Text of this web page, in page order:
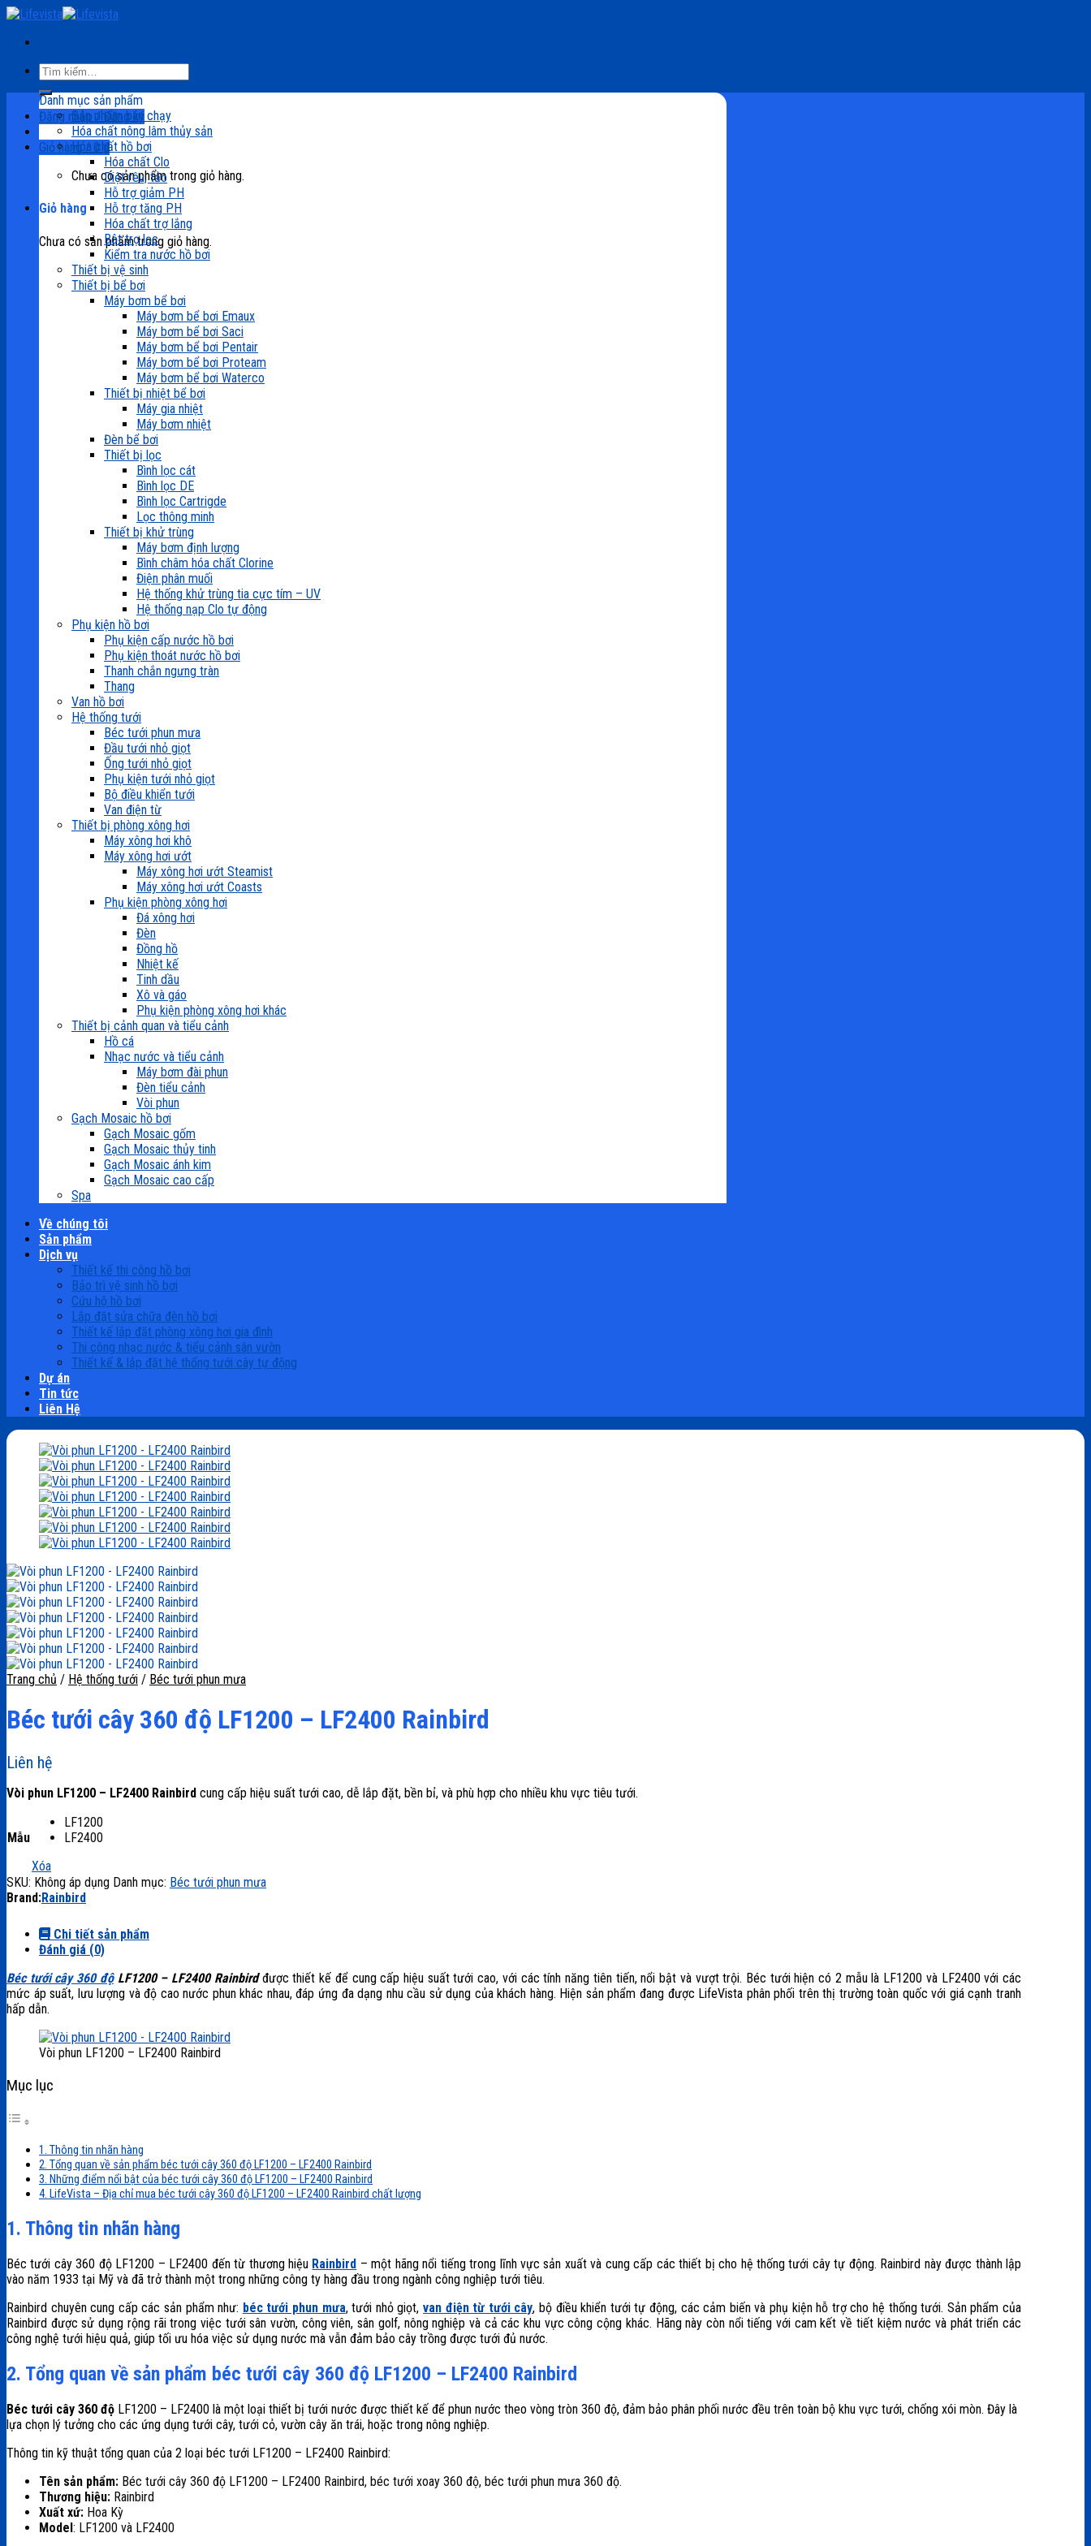
Skip
content
Tìm
kiếm:
Đăng nhập / Đăng ký
Giỏ hàng / 0₫
Chưa có sản phẩm trong giỏ hàng.
Giỏ hàng
Chưa có sản phẩm trong giỏ hàng.
Danh mục sản phẩm
Sản phẩm bán chạy
Hóa chất nông lâm thủy sản
Hóa chất hồ bơi
Hóa chất Clo
Diệt rêu, tảo
Hỗ trợ giảm PH
Hỗ trợ tăng PH
Hóa chất trợ lắng
Bột trợ lọc
Kiểm tra nước hồ bơi
Thiết bị vệ sinh
Thiết bị bể bơi
Máy bơm bể bơi
Máy bơm bể bơi Emaux
Máy bơm bể bơi Saci
Máy bơm bể bơi Pentair
Máy bơm bể bơi Proteam
Máy bơm bể bơi Waterco
Thiết bị nhiệt bể bơi
Máy gia nhiệt
Máy bơm nhiệt
Đèn bể bơi
Thiết bị lọc
Bình lọc cát
Bình lọc DE
Bình lọc Cartrigde
Lọc thông minh
Thiết bị khử trùng
Máy bơm định lượng
Bình châm hóa chất Clorine
Điện phân muối
Hệ thống khử trùng tia cực tím – UV
Hệ thống nạp Clo tự động
Phụ kiện hồ bơi
Phụ kiện cấp nước hồ bơi
Phụ kiện thoát nước hồ bơi
Thanh chắn ngưng tràn
Thang
Van hồ bơi
Hệ thống tưới
Béc tưới phun mưa
Đầu tưới nhỏ giọt
Ống tưới nhỏ giọt
Phụ kiện tưới nhỏ giọt
Bộ điều khiển tưới
Van điện từ
Thiết bị phòng xông hơi
Máy xông hơi khô
Máy xông hơi ướt
Máy xông hơi ướt Steamist
Máy xông hơi ướt Coasts
Phụ kiện phòng xông hơi
Đá xông hơi
Đèn
Đồng hồ
Nhiệt kế
Tinh dầu
Xô và gáo
Phụ kiện phòng xông hơi khác
Thiết bị cảnh quan và tiểu cảnh
Hồ cá
Nhạc nước và tiểu cảnh
Máy bơm đài phun
Đèn tiểu cảnh
Vòi phun
Gạch Mosaic hồ bơi
Gạch Mosaic gốm
Gạch Mosaic thủy tinh
Gạch Mosaic ánh kim
Gạch Mosaic cao cấp
Spa
Về chúng tôi
Sản phẩm
Dịch vụ
Thiết kế thi công hồ bơi
Bảo trì vệ sinh hồ bơi
Cứu hộ hồ bơi
Lắp đặt sửa chữa đèn hồ bơi
Thiết kế lắp đặt phòng xông hơi gia đình
Thi công nhạc nước & tiểu cảnh sân vườn
Thiết kế & lắp đặt hệ thống tưới cây tự động
Dự án
Tin tức
Liên Hệ
Trang chủ / Hệ thống tưới / Béc tưới phun mưa
Béc tưới cây 360 độ LF1200 – LF2400 Rainbird
Liên hệ
Vòi phun LF1200 – LF2400 Rainbird cung cấp hiệu suất tưới cao, dễ lắp đặt, bền bỉ, và phù hợp cho nhiều khu vực tiêu tưới.
Mẫu
LF1200
LF2400
Xóa
SKU: Không áp dụng Danh mục: Béc tưới phun mưa
Brand:Rainbird
Chi tiết sản phẩm
Đánh giá (0)
Béc tưới cây 360 độ LF1200 – LF2400 Rainbirdđược thiết kế để cung cấp hiệu suất tưới cao, với các tính năng tiên tiến, nổi bật và vượt trội. Béc tưới hiện có 2 mẫu là LF1200 và LF2400 với các
mức áp suất, lưu lượng và độ cao nước phun khác nhau, đáp ứng đa dạng nhu cầu sử dụng của khách hàng. Hiện sản phẩm đang được LifeVista phân phối trên thị trường toàn quốc với giá cạnh tranh
hấp dẫn.
Vòi phun LF1200 – LF2400 Rainbird
Mục lục
1. Thông tin nhãn hàng
2. Tổng quan về sản phẩm béc tưới cây 360 độ LF1200 – LF2400 Rainbird
3. Những điểm nổi bật của béc tưới cây 360 độ LF1200 – LF2400 Rainbird
4. LifeVista – Địa chỉ mua béc tưới cây 360 độ LF1200 – LF2400 Rainbird chất lượng
1. Thông tin nhãn hàng
Béc tưới cây 360 độ LF1200 – LF2400 đến từ thương hiệu Rainbird – một hãng nổi tiếng trong lĩnh vực sản xuất và cung cấp các thiết bị cho hệ thống tưới cây tự động. Rainbird này được thành lập
vào năm 1933 tại Mỹ và đã trở thành một trong những công ty hàng đầu trong ngành công nghiệp tưới tiêu.
Rainbird chuyên cung cấp các sản phẩm như: béc tưới phun mưa, tưới nhỏ giọt,van điện từ tưới cây, bộ điều khiển tưới tự động, các cảm biến và phụ kiện hỗ trợ cho hệ thống tưới. Sản phẩm của
Rainbird được sử dụng rộng rãi trong việc tưới sân vườn, công viên, sân golf, nông nghiệp và cả các khu vực công cộng khác. Hãng này còn nổi tiếng với cam kết về tiết kiệm nước và phát triển các
công nghệ tưới hiệu quả, giúp tối ưu hóa việc sử dụng nước mà vẫn đảm bảo cây trồng được tưới đủ nước.
2. Tổng quan về sản phẩm béc tưới cây 360 độ LF1200 – LF2400 Rainbird
Béc tưới cây 360 độ LF1200 – LF2400 là một loại thiết bị tưới nước được thiết kế để phun nước theo vòng tròn 360 độ, đảm bảo phân phối nước đều trên toàn bộ khu vực tưới, chống xói mòn. Đây là
lựa chọn lý tưởng cho các ứng dụng tưới cây, tưới cỏ, vườn cây ăn trái, hoặc trong nông nghiệp.
Thông tin kỹ thuật tổng quan của 2 loại béc tưới LF1200 – LF2400 Rainbird:
Tên sản phẩm: Béc tưới cây 360 độ LF1200 – LF2400 Rainbird, béc tưới xoay 360 độ, béc tưới phun mưa 360 độ.
Thương hiệu: Rainbird
Xuất xứ: Hoa Kỳ
Model: LF1200 và LF2400